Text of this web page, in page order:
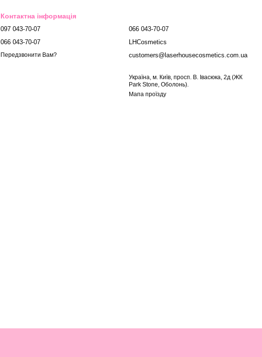
Контактна інформація
097 043-70-07
066 043-70-07
Передзвонити Вам?
066 043-70-07
LHCosmetics
customers@laserhousecosmetics.com.ua
Українa, м. Київ, просп. В. Івасюка, 2д (ЖК
Park Stone, Оболонь).
Мапа проїзду